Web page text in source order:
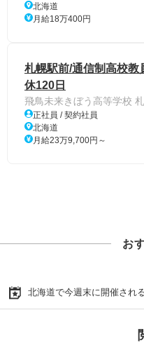
北海道
月給18万400円
札幌駅前/通信制高校教
休120日
飛鳥未来きぼう高等学校
正社員 / 契約社員
北海道
月給23万9,700円～
お
北海道で今週末に開催され